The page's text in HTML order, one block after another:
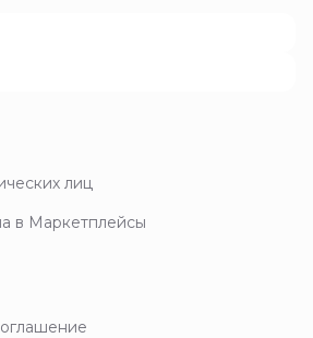
лиц
в Маркетплейсы